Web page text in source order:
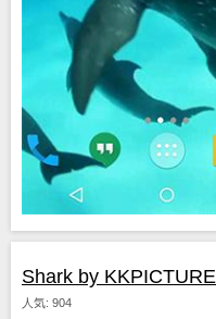
Shark by KKPICTURE
人気: 904